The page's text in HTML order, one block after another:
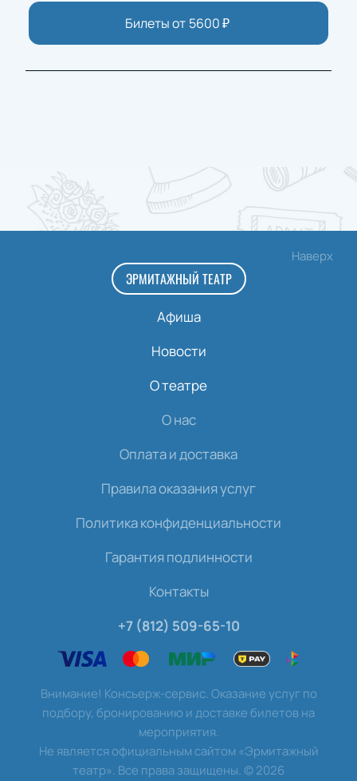
Билеты от 5600₽
Наверх
ЭРМИТАЖНЫЙ ТЕАТР
Афиша
Новости
О театре
О нас
Оплата и доставка
Правила оказания услуг
Политика конфиденциальности
Гарантия подлинности
Контакты
+7 (812) 509-65-10
Внимание! Консьерж-сервис. Оказание услуг по
подбору, бронированию и доставке билетов на
мероприятия.
Не является официальным сайтом «Эрмитажный
театр». Все права защищены.©2026